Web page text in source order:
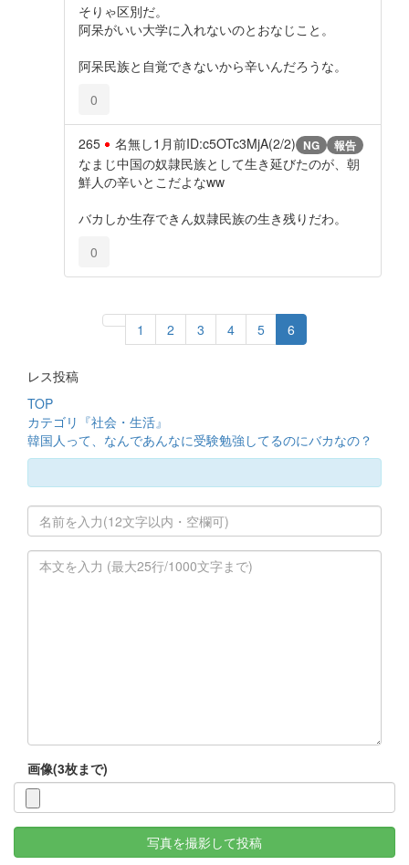
そりゃ区別だ。
阿呆がいい大学に入れないのとおなじこと。
阿呆民族と自覚できないから辛いんだろうな。
0
265 名無し1月前ID:c5OTc3MjA(2/2) NG 報告
なまじ中国の奴隷民族として生き延びたのが、朝
鮮人の辛いとこだよなww
バカしか生存できん奴隷民族の生き残りだわ。
0
1 2 3 4 5 6
レス投稿
TOP
カテゴリ『社会・生活』
韓国人って、なんであんなに受験勉強してるのにバカなの？
画像(3枚まで)
写真を撮影して投稿